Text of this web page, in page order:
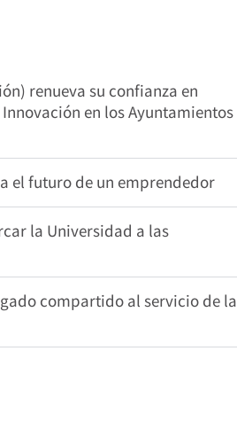
renueva su confianza en
en los Ayuntamientos
el futuro de un emprendedor
la Universidad a las
compartido al servicio de la